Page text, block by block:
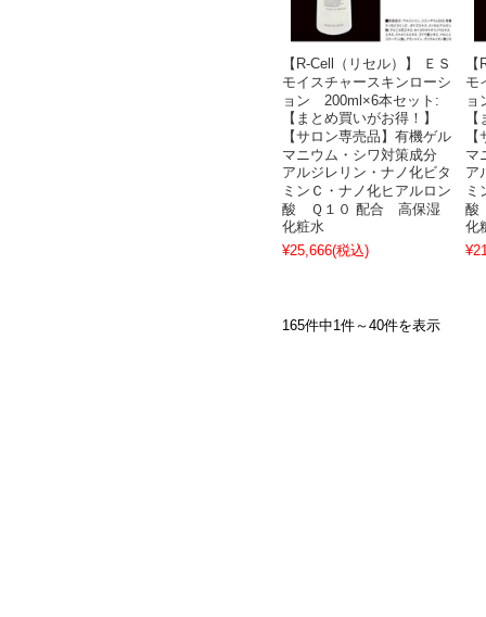
【R-Cell（リセル）】 ＥＳ
モイスチャースキンローシ
ョン 200ml×6本セット:
【まとめ買いがお得！】
【サロン専売品】有機ゲル
マニウム・シワ対策成分
アルジレリン・ナノ化ビタ
ミンＣ・ナノ化ヒアルロン
酸 Ｑ１０ 配合 高保湿
化粧水
¥25,666(税込)
モ
ョ
マ
ア
ミ
酸
化
165件中1件～40件を表示